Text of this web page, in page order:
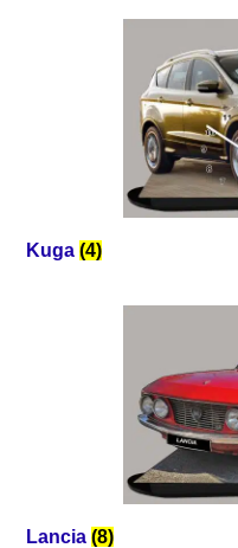
Kuga (4)
Lancia (8)